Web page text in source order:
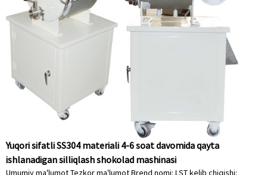
Yuqori sifatli SS304 materiali 4-6 soat davomida qayta
ishlanadigan silliqlash shokolad mashinasi
Umumiy ma'lumot Tezkor ma'lumot Brend nomi: LST kelib chiqishi: